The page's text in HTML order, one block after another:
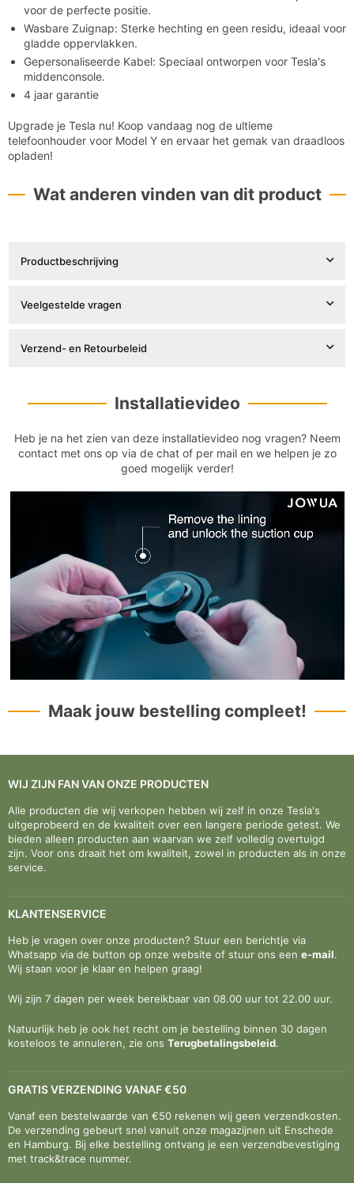
voor de perfecte positie.
Wasbare Zuignap: Sterke hechting en geen residu, ideaal voor
gladde oppervlakken.
Gepersonaliseerde Kabel: Speciaal ontworpen voor Tesla's
middenconsole.
4 jaar garantie
Upgrade je Tesla nu! Koop vandaag nog de ultieme
telefoonhouder voor Model Y en ervaar het gemak van draadloos
opladen!
Wat anderen vinden van dit product
Productbeschrijving
Veelgestelde vragen
Verzend- en Retourbeleid
Installatievideo
Heb je na het zien van deze installatievideo nog vragen? Neem
contact met ons op via de chat of per mail en we helpen je zo
goed mogelijk verder!
Maak jouw bestelling compleet!
WIJ ZIJN FAN VAN ONZE PRODUCTEN
Alle producten die wij verkopen hebben wij zelf in onze Tesla's
uitgeprobeerd en de kwaliteit over een langere periode getest. We
bieden alleen producten aan waarvan we zelf volledig overtuigd
zijn. Voor ons draait het om kwaliteit, zowel in producten als in onze
service.
KLANTENSERVICE
Heb je vragen over onze producten? Stuur een berichtje via
Whatsapp via de button op onze website of stuur ons een e-mail.
Wij staan voor je klaar en helpen graag!
Wij zijn 7 dagen per week bereikbaar van 08.00 uur tot 22.00 uur.
Natuurlijk heb je ook het recht om je bestelling binnen 30 dagen
kosteloos te annuleren, zie ons Terugbetalingsbeleid.
GRATIS VERZENDING VANAF €50
Vanaf een bestelwaarde van €50 rekenen wij geen verzendkosten.
De verzending gebeurt snel vanuit onze magazijnen uit Enschede
en Hamburg. Bij elke bestelling ontvang je een verzendbevestiging
met track&trace nummer.